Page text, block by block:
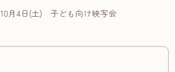
10月4日(土) 子ども向け映写会